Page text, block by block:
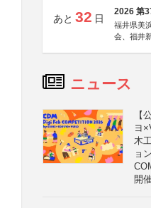
あと 32 日
2026 第
福井県美
会、福井
ニュース
【
ヨ
木
ョ
開催